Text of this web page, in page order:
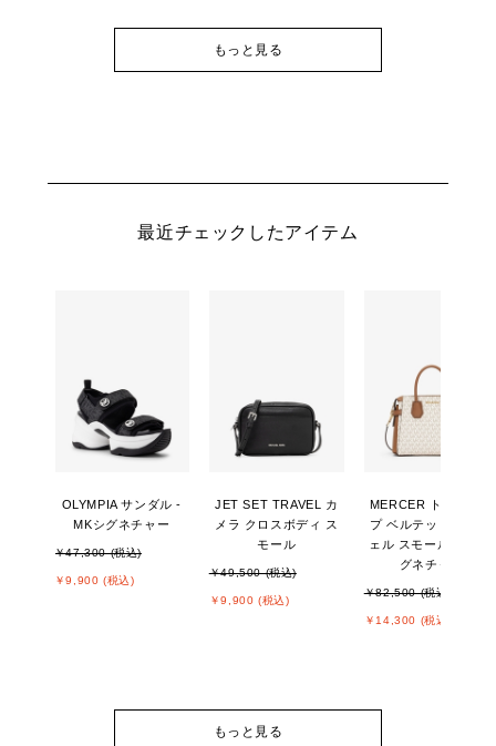
もっと見る
最近チェックしたアイテム
OLYMPIA サンダル -
MKシグネチャー
￥47,300 (税込)
￥9,900 (税込)
JET SET TRAVEL カ
メラ クロスボディ ス
モール
￥49,500 (税込)
￥9,900 (税込)
MERCER トップジッ
プ ベルテッド サッチ
ェル スモール - MKシ
グネチャー
￥82,500 (税込)
￥14,300 (税込)
もっと見る